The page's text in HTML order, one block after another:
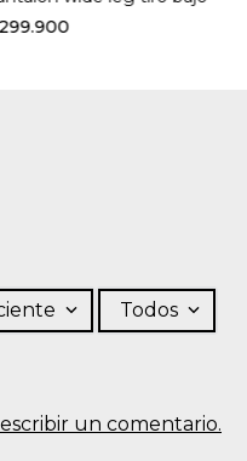
299.900
un comentario.
Todos